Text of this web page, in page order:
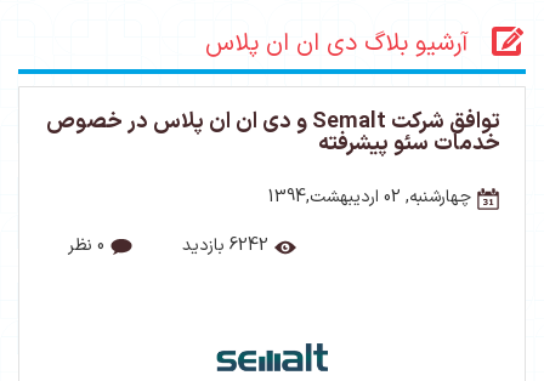
آرشیو بلاگ دی ان ان پلاس
توافق شرکت Semalt و دی ان ان پلاس در خصوص
خدمات سئو پیشرفته
چهارشنبه, 02 اردیبهشت,1394